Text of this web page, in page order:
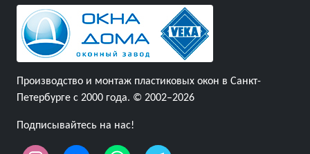
Производство и монтаж пластиковых окон в Санкт-
Петербурге с 2000 года. © 2002–2026
Подписывайтесь на нас!